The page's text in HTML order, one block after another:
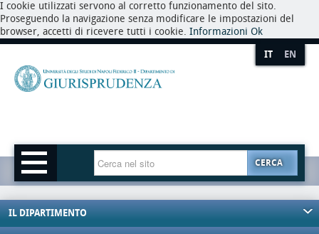
I cookie utilizzati servono al corretto funzionamento del sito.
Proseguendo la navigazione senza modificare le impostazioni del
browser, accetti di ricevere tutti i cookie. Informazioni Ok
IT EN
CERCA
IL DIPARTIMENTO